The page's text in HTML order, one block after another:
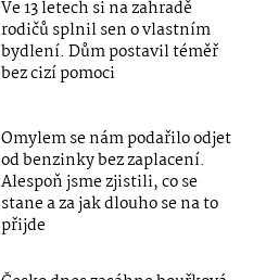
Ve 13 letech si na zahradě
rodičů splnil sen o vlastním
bydlení. Dům postavil téměř
bez cizí pomoci
Omylem se nám podařilo odjet
od benzinky bez zaplacení.
Alespoň jsme zjistili, co se
stane a za jak dlouho se na to
přijde